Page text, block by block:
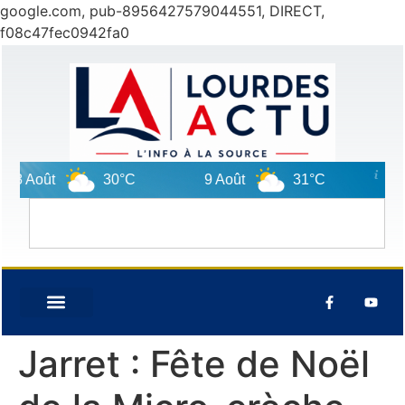
google.com, pub-8956427579044551, DIRECT,
f08c47fec0942fa0
Août 30°C 9 Août 31°C 10
Jarret : Fête de Noël